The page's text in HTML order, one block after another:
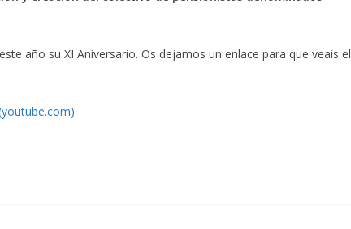
año su XI Aniversario. Os dejamos un enlace para que veais el